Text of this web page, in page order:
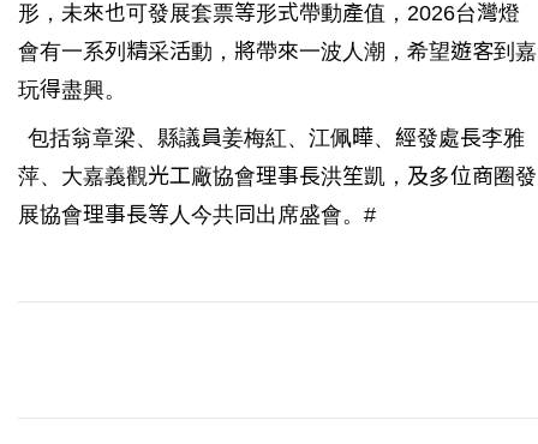
形，未來也可發展套票等形式帶動產值，2026台灣燈
會有一系列精采活動，將帶來一波人潮，希望遊客到嘉
玩得盡興。
包括翁章梁、縣議員姜梅紅、江佩曄、經發處長李雅
萍、大嘉義觀光工廠協會理事長洪笙凱，及多位商圈發
展協會理事長等人今共同出席盛會。#